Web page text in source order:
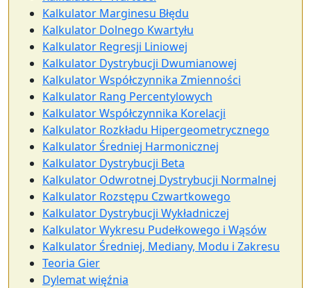
Kalkulator Marginesu Błędu
Kalkulator Dolnego Kwartyłu
Kalkulator Regresji Liniowej
Kalkulator Dystrybucji Dwumianowej
Kalkulator Współczynnika Zmienności
Kalkulator Rang Percentylowych
Kalkulator Współczynnika Korelacji
Kalkulator Rozkładu Hipergeometrycznego
Kalkulator Średniej Harmonicznej
Kalkulator Dystrybucji Beta
Kalkulator Odwrotnej Dystrybucji Normalnej
Kalkulator Rozstępu Czwartkowego
Kalkulator Dystrybucji Wykładniczej
Kalkulator Wykresu Pudełkowego i Wąsów
Kalkulator Średniej, Mediany, Modu i Zakresu
Teoria Gier
Dylemat więźnia